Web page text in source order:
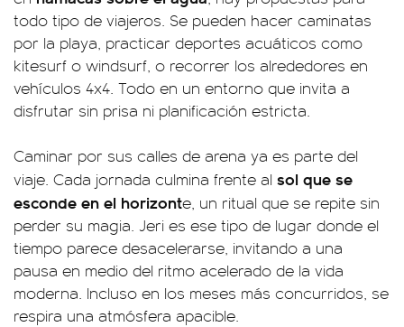
todo tipo de viajeros. Se pueden hacer caminatas
por la playa, practicar deportes acuáticos como
kitesurf o windsurf, o recorrer los alrededores en
vehículos 4x4. Todo en un entorno que invita a
disfrutar sin prisa ni planificación estricta.
Caminar por sus calles de arena ya es parte del
viaje. Cada jornada culmina frente al sol que se
esconde en el horizonte, un ritual que se repite sin
perder su magia. Jeri es ese tipo de lugar donde el
tiempo parece desacelerarse, invitando a una
pausa en medio del ritmo acelerado de la vida
moderna. Incluso en los meses más concurridos, se
respira una atmósfera apacible.